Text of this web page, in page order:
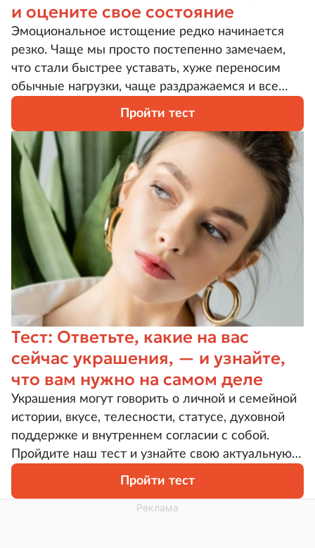
и оцените свое состояние
Эмоциональное истощение редко начинается
резко. Чаще мы просто постепенно замечаем,
что стали быстрее уставать, хуже переносим
обычные нагрузки, чаще раздражаемся и все
реже чувствуем удовольствие от того, что
прежде радовало
Пройти тест
Тест: Ответьте, какие на вас
сейчас украшения, — и узнайте,
что вам нужно на самом деле
Украшения могут говорить о личной и семейной
истории, вкусе, телесности, статусе, духовной
поддержке и внутреннем согласии с собой.
Пройдите наш тест и узнайте свою актуальную
потребность.
Пройти тест